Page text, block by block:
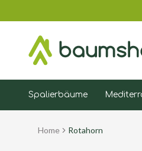
Spalierbäume
Home Rotahorn